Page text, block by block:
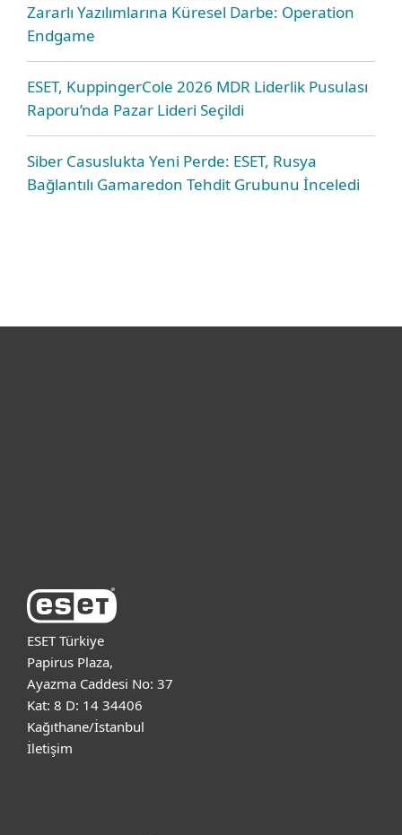
Zararlı Yazılımlarına Küresel Darbe: Operation
Endgame
ESET, KuppingerCole 2026 MDR Liderlik Pusulası
Raporu’nda Pazar Lideri Seçildi
Siber Casuslukta Yeni Perde: ESET, Rusya
Bağlantılı Gamaredon Tehdit Grubunu İnceledi
ESET Türkiye
Papirus Plaza,
Ayazma Caddesi No: 37
Kat: 8 D: 14 34406
Kağıthane/İstanbul
İletişim